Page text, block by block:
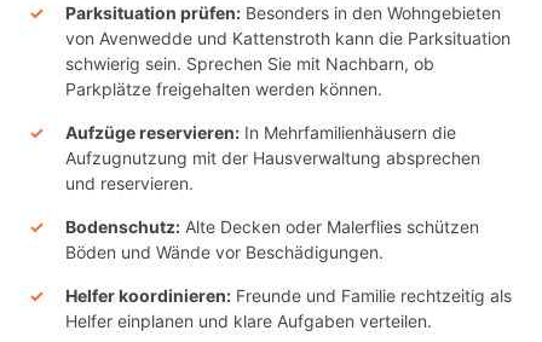
Parksituation prüfen: Besonders in den Wohngebieten
von Avenwedde und Kattenstroth kann die Parksituation
schwierig sein. Sprechen Sie mit Nachbarn, ob
Parkplätze freigehalten werden können.
Aufzüge reservieren: In Mehrfamilienhäusern die
Aufzugnutzung mit der Hausverwaltung absprechen
und reservieren.
Bodenschutz: Alte Decken oder Malerflies schützen
Böden und Wände vor Beschädigungen.
Helfer koordinieren: Freunde und Familie rechtzeitig als
Helfer einplanen und klare Aufgaben verteilen.